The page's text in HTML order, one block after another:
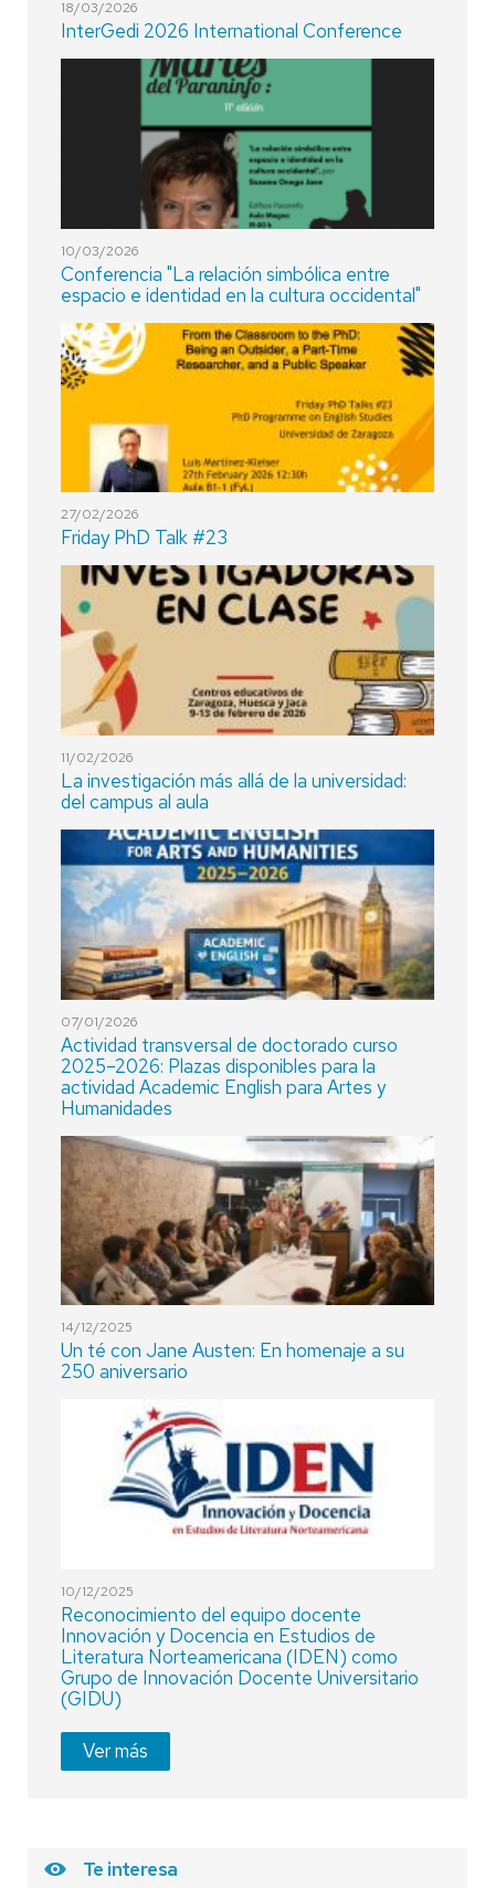
18/03/2026
InterGedi 2026 International Conference
10/03/2026
Conferencia "La relación simbólica entre
espacio e identidad en la cultura occidental"
27/02/2026
Friday PhD Talk #23
11/02/2026
La investigación más allá de la universidad:
del campus al aula
07/01/2026
Actividad transversal de doctorado curso
2025–2026: Plazas disponibles para la
actividad Academic English para Artes y
Humanidades
14/12/2025
Un té con Jane Austen: En homenaje a su
250 aniversario
10/12/2025
Reconocimiento del equipo docente
Innovación y Docencia en Estudios de
Literatura Norteamericana (IDEN) como
Grupo de Innovación Docente Universitario
(GIDU)
Ver más
Te interesa